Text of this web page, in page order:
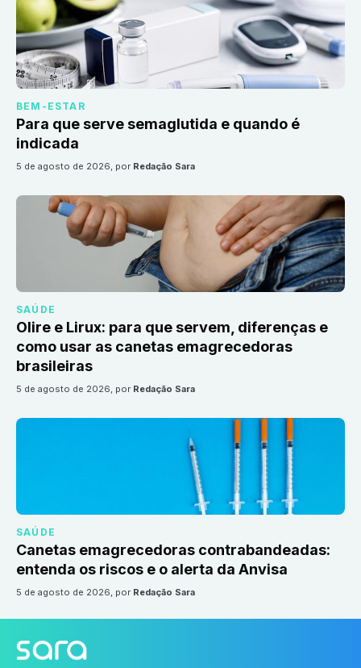
BEM-ESTAR
Para que serve semaglutida e quando é
indicada
5 de agosto de 2026, por Redação Sara
SAÚDE
Olire e Lirux: para que servem, diferenças e
como usar as canetas emagrecedoras
brasileiras
5 de agosto de 2026, por Redação Sara
SAÚDE
Canetas emagrecedoras contrabandeadas:
entenda os riscos e o alerta da Anvisa
5 de agosto de 2026, por Redação Sara